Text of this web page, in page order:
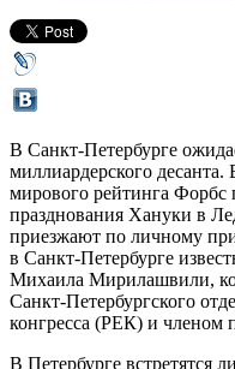
В Санкт-Петербурге
миллиардерского
мирового рейтинга Форбс
празднования Хануки в
приезжают по личному
в Санкт-Петербурге
Михаила Мирилашвили,
Санкт-Петербургского
конгресса (РЕК) и членом
В Петербурге